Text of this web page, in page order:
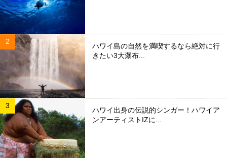
ハワイ島の自然を満喫するなら絶対に行
きたい3大瀑布...
ハワイ出身の伝説的シンガー！ハワイア
ンアーティストIZに...